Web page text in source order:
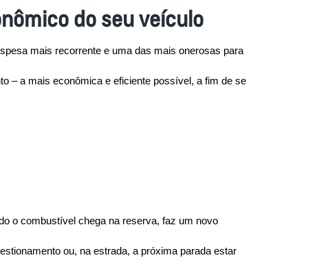
do seu veículo
mais recorrente e uma das mais onerosas para
– a mais econômica e eficiente possível, a fim de se
o combustível chega na reserva, faz um novo
ou, na estrada, a próxima parada estar